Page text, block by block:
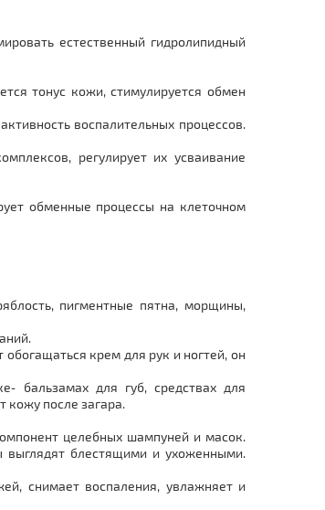
естественный гидролипидный
тонус кожи, стимулируется обмен
воспалительных процессов.
регулирует их усваивание
обменные процессы на клеточном
пигментные пятна, морщины,
крем для рук и ногтей, он
бальзамах для губ, средствах для
кожу после загара.
целебных шампуней и масок.
выглядят блестящими и ухоженными.
снимает воспаления, увлажняет и